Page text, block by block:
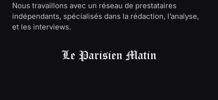
Nous travaillons avec un réseau de prestataires
indépendants, spécialisés dans la rédaction, l’analyse,
et les interviews.